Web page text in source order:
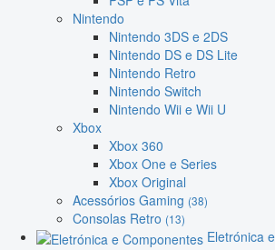
Nintendo
Nintendo 3DS e 2DS
Nintendo DS e DS Lite
Nintendo Retro
Nintendo Switch
Nintendo Wii e Wii U
Xbox
Xbox 360
Xbox One e Series
Xbox Original
Acessórios Gaming (38)
Consolas Retro (13)
Eletrónica